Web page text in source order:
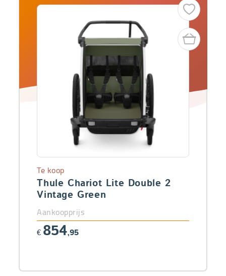
Thule Chariot Lite Double 2
Vintage Green
Te koop
Aankoopprijs
€ 854,95